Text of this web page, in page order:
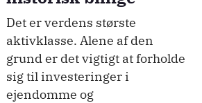
Det er verdens største
aktivklasse. Alene af den
grund er det vigtigt at forholde
sig til investeringer i
ejendomme og